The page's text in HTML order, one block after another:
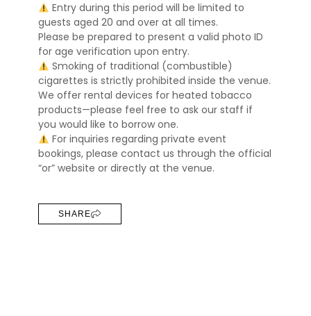
Entry during this period will be limited to
guests aged 20 and over at all times.
Please be prepared to present a valid photo ID
for age verification upon entry.
Smoking of traditional (combustible)
cigarettes is strictly prohibited inside the venue.
We offer rental devices for heated tobacco
products—please feel free to ask our staff if
you would like to borrow one.
For inquiries regarding private event
bookings, please contact us through the official
“or” website or directly at the venue.
SHARE